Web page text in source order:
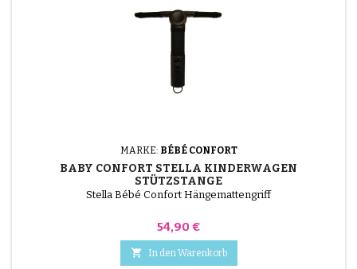
MARKE: BÉBÉ CONFORT
BABY CONFORT STELLA KINDERWAGEN
STÜTZSTANGE
Stella Bébé Confort Hängemattengriff
Preis
54,90 €
 In den Warenkorb